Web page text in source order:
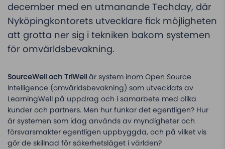
december med en utmanande Techday, där
Nyköpingkontorets utvecklare fick möjligheten
att grotta ner sig i tekniken bakom systemen
för omvärldsbevakning.
SourceWell och TriWell är system inom Open Source
Intelligence (omvärldsbevakning) som utvecklats av
LearningWell på uppdrag och i samarbete med olika
kunder och partners. Men hur funkar det egentligen? Hur
är systemen som idag används av myndigheter och
försvarsmakter egentligen uppbyggda, och på vilket vis
gör de skillnad för säkerhetsläget i världen?